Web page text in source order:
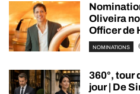
Oliveira
Officer de
NOMINATIONS
360°, tour
jour | De